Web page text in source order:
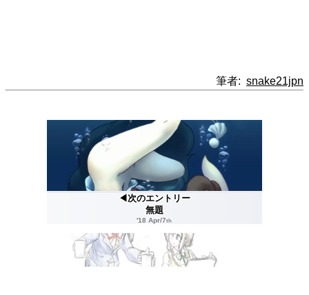
筆者: snake21jpn
◀次のエントリー
無題
'18 Apr/7th